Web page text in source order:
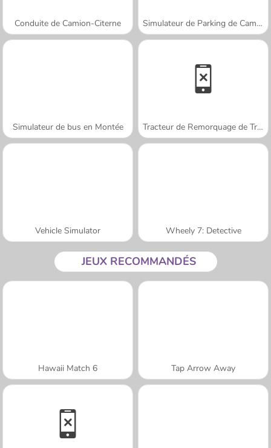
Conduite de Camion-Citerne Simulateur de Parking de Camion 3D
Simulateur de bus en Montée Tracteur de Remorquage de Train
Vehicle Simulator Wheely 7: Detective
JEUX RECOMMANDÉS
Hawaii Match 6 Tap Arrow Away